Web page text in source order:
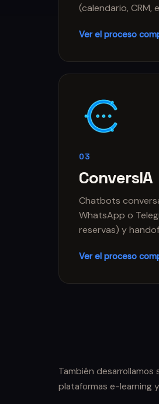
(calendario, CRM,
Ver el proceso
03
ConversIA
Chatbots
WhatsApp o
reservas) y
Ver el proceso
También
plataformas e-learning